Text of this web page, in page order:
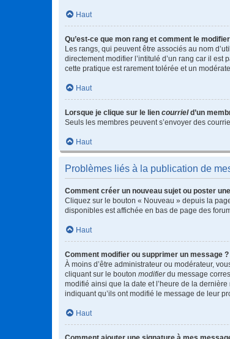
Haut
Qu’est-ce que mon rang et comment le
Les rangs, qui peuvent être associés au nom
directement modifier l’intitulé d’un rang car il
cette pratique est rarement tolérée et un
Haut
Lorsque je clique sur le lien courrield’un
Seuls les membres peuvent s’envoyer des
Haut
Problèmes liés à la publication de
Comment créer un nouveau sujet ou poster
Cliquez sur le bouton « Nouveau » depuis la
disponibles est affichée en bas de page des
Haut
Comment modifier ou supprimer un message ?
À moins d’être administrateur ou modérateur,
cliquant sur le bouton modifierdu message
modifié ainsi que la date et l’heure de la
indiquant qu’ils ont modifié le message de leur
Haut